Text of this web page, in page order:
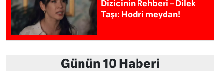
Dizicinin Rehberi – Dilek
Taşı: Hodri meydan!
Günün 10 Haberi